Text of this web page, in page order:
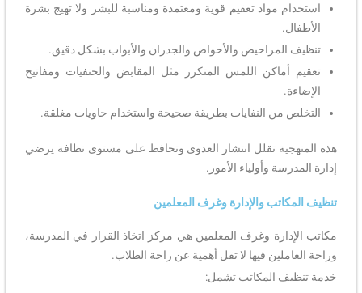
استخدام مواد تعقيم قوية ومعتمدة ومناسبة للبشر ولا تهيج بشرة
الأطفال.
تنظيف المراحيض والأحواض والجدران والأبواب بشكل دقيق.
تعقيم أماكن اللمس المتكرر مثل المقابض والحنفيات ومفاتيح
الإضاءة.
التخلص من النفايات بطريقة صحيحة واستخدام حاويات مغلقة.
هذه المنهجية تقلل انتشار العدوى وتحافظ على مستوى نظافة يرضي
إدارة المدرسة وأولياء الأمور.
تنظيف المكاتب والإدارة وغرف المعلمين
مكاتب الإدارة وغرف المعلمين هي مركز اتخاذ القرار في المدرسة،
وراحة العاملين فيها لا تقل أهمية عن راحة الطلاب.
خدمة تنظيف المكاتب تشمل: